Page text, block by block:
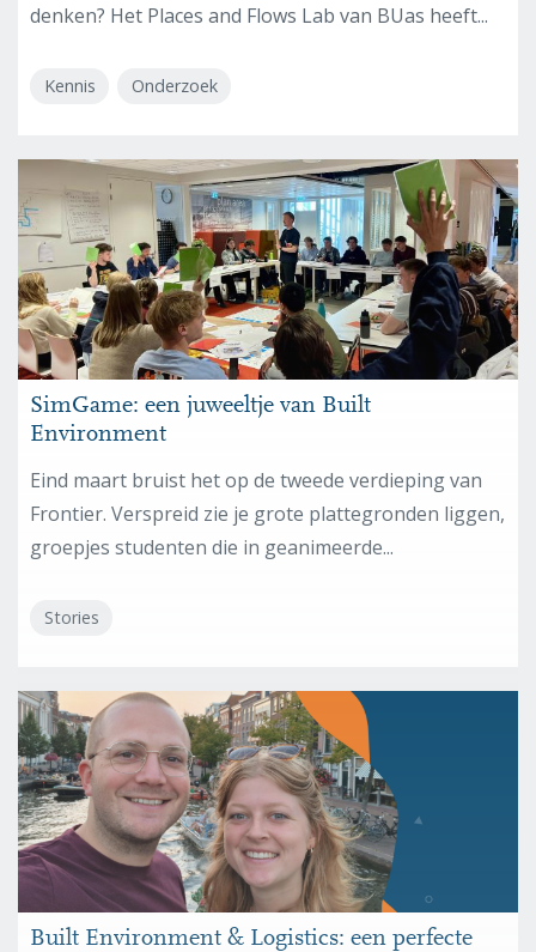
denken? Het Places and Flows Lab van BUas heeft...
Kennis Onderzoek
SimGame: een juweeltje van Built
Environment
Eind maart bruist het op de tweede verdieping van
Frontier. Verspreid zie je grote plattegronden liggen,
groepjes studenten die in geanimeerde...
Stories
Built Environment & Logistics: een perfecte